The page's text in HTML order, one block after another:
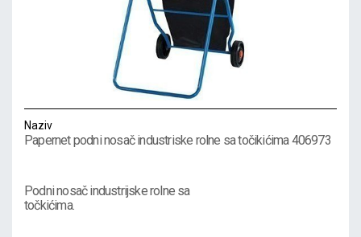
Naziv
Papernet podni nosač industriske rolne sa točikićima 406973
Podni nosač industrijske rolne sa
točkićima.